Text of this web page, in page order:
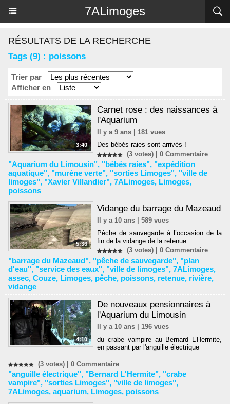
7ALimoges
RÉSULTATS DE LA RECHERCHE
Tags (9) : poissons
Trier par
Afficher en
3:40
Carnet rose : des naissances à
l'Aquarium
Il y a 9 ans | 181 vues
Des bébés raies sont arrivés !
(3 votes) |0 Commentaire
"Aquarium du Limousin", "bébés raies", "expédition
aquatique", "murène verte", "sorties Limoges", "ville de
limoges", "Xavier Villandier", 7ALimoges, Limoges,
poissons
5:36
Vidange du barrage du Mazeaud
Il y a 10 ans | 589 vues
Pêche de sauvegarde à l’occasion de la
fin de la vidange de la retenue
(3 votes) |0 Commentaire
"barrage du Mazeaud", "pêche de sauvegarde", "plan
d'eau", "service des eaux", "ville de limoges", 7ALimoges,
assec, Couze, Limoges, pêche, poissons, retenue, rivière,
vidange
4:10
De nouveaux pensionnaires à
l'Aquarium du Limousin
Il y a 10 ans | 196 vues
du crabe vampire au Bernard L’Hermite,
en passant par l'anguille électrique
(3 votes) | 0 Commentaire
"anguille électrique", "Bernard L'Hermite", "crabe
vampire", "sorties Limoges", "ville de limoges",
7ALimoges, aquarium, Limoges, poissons